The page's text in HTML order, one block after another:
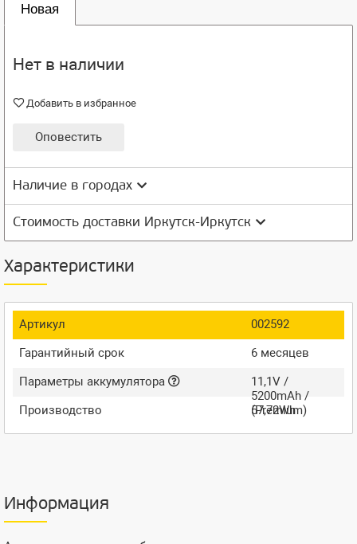
Новая
Нет в наличии
Добавить в избранное
Оповестить
Наличие в городах
Стоимость доставки Иркутск-Иркутск
Характеристики
Артикул
002592
Гарантийный срок
6 месяцев
Параметры аккумулятора
11,1V /
5200mAh /
57,72Wh
Производство (Premium)
Информация